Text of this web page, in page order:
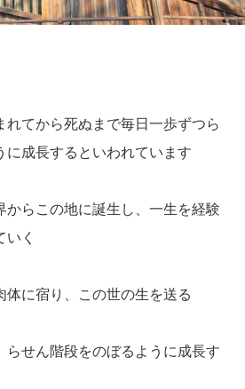
れてから死ぬまで毎日一歩ずつら
に成長するといわれています
からこの地に誕生し、一生を経験
いく
体に宿り、この世の生を送る
らせん階段をのぼるように成長す